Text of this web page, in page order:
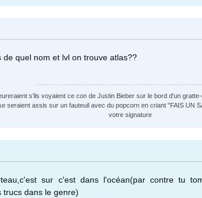
de quel nom et lvl on trouve atlas??
s'ils voyaient ce con de Justin Bieber sur le bord d'un
seraient assis sur un fauteuil avec du popcorn en criant "FAIS UN
votre signature
sur c'est dans l'océan(par contre tu
trucs dans le genre)